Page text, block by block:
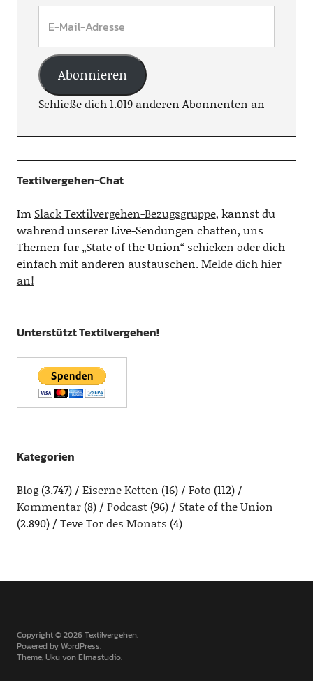
Abonnieren
Schließe dich 1.019 anderen Abonnenten an
Textilvergehen-Chat
Im Slack Textilvergehen-Bezugsgruppe, kannst du
während unserer Live-Sendungen chatten, uns
Themen für „State of the Union“ schicken oder dich
einfach mit anderen austauschen.Melde dich hier
an!
Unterstützt Textilvergehen!
Kategorien
Blog(3.747) Eiserne Ketten (16) Foto (112)
Kommentar(8) Podcast(96)
State of the Union
(2.890)
Teve Tor des Monats (4)
Copyright © 2026 Textilvergehen
Powered byWordPress
Theme: Uku vonElmastudio